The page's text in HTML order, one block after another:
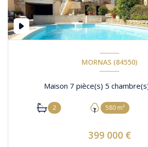
MORNAS (84550)
2 580 m²
399 000 €